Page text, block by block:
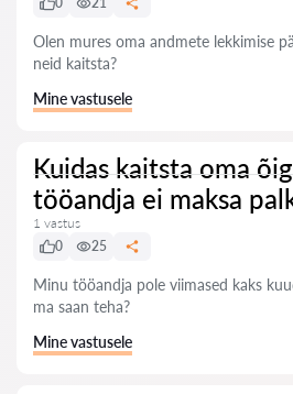
Olen mures oma andmete lekkimise
neid kaitsta?
Mine vastusele
Kuidas kaitsta oma
tööandja ei maksa
1 vastus
0
25
Minu tööandja pole viimased kaks
ma saan teha?
Mine vastusele